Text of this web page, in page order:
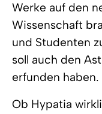
Werke auf den
Wissenschaft
und Studenten
soll auch den
erfunden haben.
Ob Hypatia